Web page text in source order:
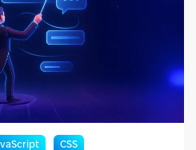
DataScience
Маркетинг
CSS